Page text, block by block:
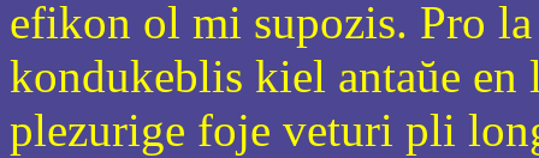
efikon ol mi supozis. Pro
kondukeblis kiel antaŭe en
plezurige foje veturi pli